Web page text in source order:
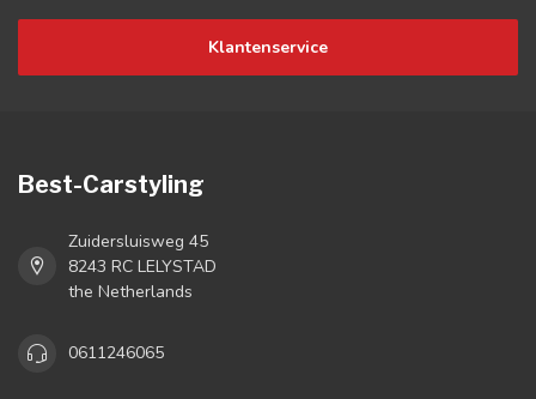
Klantenservice
Best-Carstyling
Zuidersluisweg 45
8243 RC LELYSTAD
the Netherlands
0611246065